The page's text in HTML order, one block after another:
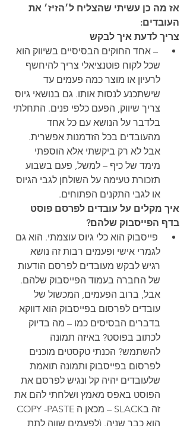
אז מה כן עשיתי שהצליח ל׳הזיז׳ את
העובדים:
צריך לדעת איך לבקש
– אחד החוקים הבסיסיים בשיווק הוא
שכל לקוח פוטנציאלי צריך להיחשף
לרעיון או מוצר כמה פעמים עד
שישתכנע לנסות אותו. גם בנושאי גיוס
צריך שיווק, הפעם כלפי פנים. התחלתי
בלדבר על הנושא עם כל אחד
מהעובדים בכל הזדמנות אפשרית.
אבל לא רק ביקשתי אלא הוספתי
מימד של כיף – למשל, פעם בשבוע
תזכורת טעימה על השולחן לגבי הגיוס
או לגבי התקנים הפתוחים.
איך מקלים על עובדים לפרסם פוסט
בדף הפייסבוק שלהם?
פייסבוק הוא כלי גיוס עוצמתי. הוא גם
לגמרי אישי ופעמים רבות זה נושא
רגיש לבקש מעובדים לפרסם הודעות
של החברה בעמוד הפייסבוק שלהם.
אבל, ברוב הפעמים, המכשול של
עובדים לפרסום בפייסבוק הוא דווקא
בדברים הבסיסים כמו – מה בדיוק
לכתוב בפוסט? באיזה תמונה
להשתמש? הכנתי טקסטים מוכנים
לפרסום בפייסבוק ותמונה תואמת
שלעובדים יהיה קל ונגיש לפרסם את
הפוסט באפס מאמץ ושלחתי להם את
הוא כבר שניה. (לפעמים שווה לתת